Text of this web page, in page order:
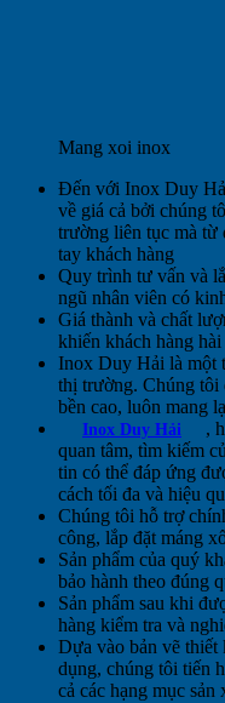
Mang xoi inox
Đến với Inox Duy
về giá cả bởi chúng
trường liên tục mà từ
tay khách hàng
Quy trình tư vấn và
ngũ nhân viên có
Giá thành và chất
khiến khách hàng
Inox Duy Hải là một
thị trường. Chúng tôi
bền cao, luôn mang
Inox Duy Hải
,
quan tâm, tìm kiếm
tin có thể đáp ứng
cách tối đa và hiệu
Chúng tôi hỗ trợ
công, lắp đặt máng
Sản phẩm của quý
bảo hành theo đúng
Sản phẩm sau khi
hàng kiểm tra và
Dựa vào bản vẽ
dụng, chúng tôi tiến
cả các hạng mục sản